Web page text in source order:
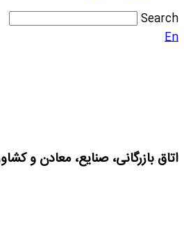
Search
En
اتاق بازرگانی، صنایع، معادن و